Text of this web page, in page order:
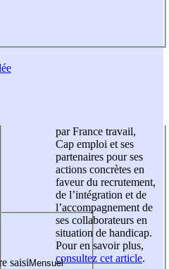
saisi
par France travail,
Cap emploi et ses
partenaires pour ses
actions concrètes en
faveur du recrutement,
de l’intégration et de
l’accompagnement de
ses collaborateurs en
situation de handicap.
Pour en savoir plus,
consultez cet article.